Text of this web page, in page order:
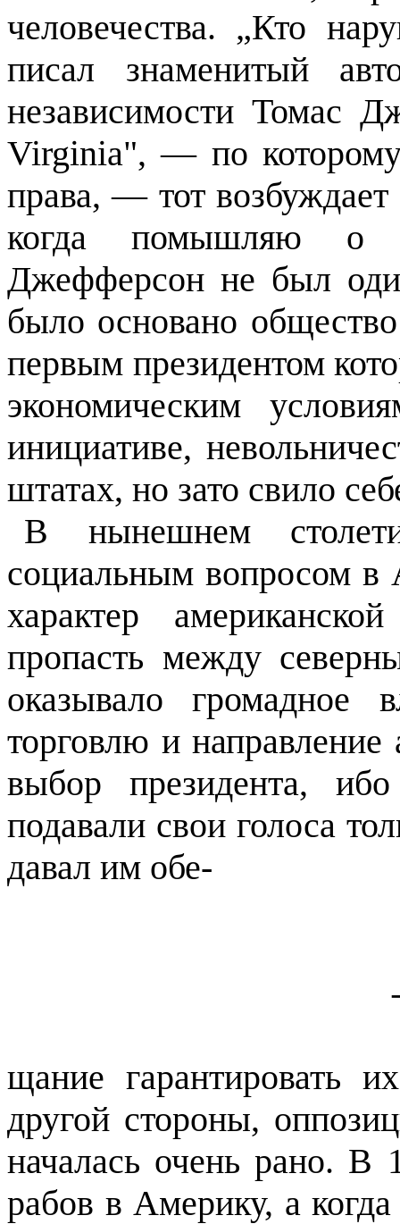
человечества. „Кто
писал знаменитый
независимости Томас
Virginia", — по
права, — тот
когда помышляю о
Джефферсон не был
было основано
первым президентом
экономическим
инициативе,
штатах, но зато свило
В нынешнем
социальным вопросом
характер
пропасть между
оказывало громадное
торговлю и
выбор президента,
подавали свои голоса
давал им обе-
щание гарантировать
другой стороны,
началась очень рано. В
рабов в Америку, а